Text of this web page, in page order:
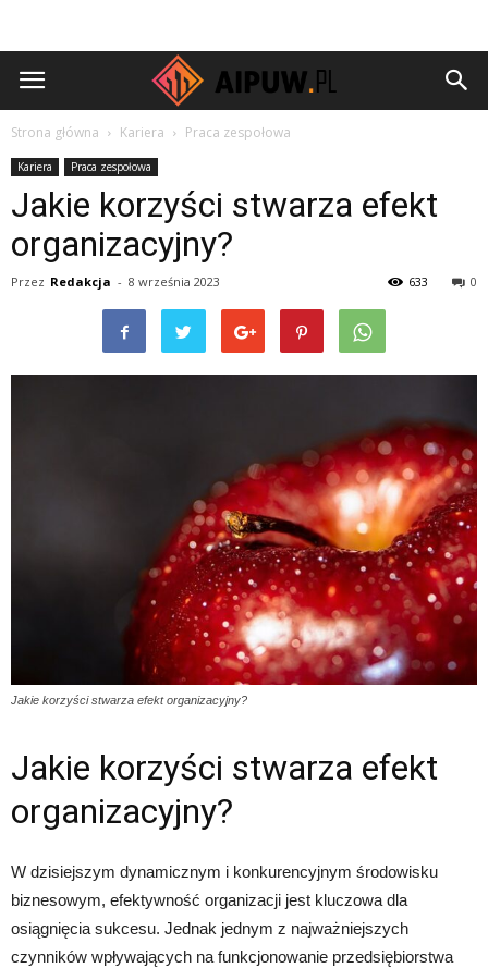
Aipuw.pl
Strona główna Kariera Praca zespołowa
Kariera Praca zespołowa
Jakie korzyści stwarza efekt
organizacyjny?
Przez Redakcja - 8 września 2023 0
633
Jakie korzyści stwarza efekt organizacyjny?
Jakie korzyści stwarza efekt
organizacyjny?
W dzisiejszym dynamicznym i konkurencyjnym środowisku
biznesowym, efektywność organizacji jest kluczowa dla
osiągnięcia sukcesu. Jednak jednym z najważniejszych
czynników wpływających na funkcjonowanie przedsiębiorstwa